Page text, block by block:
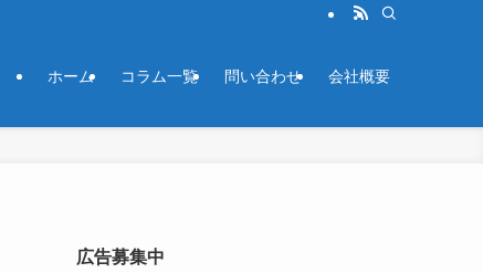
ホーム コラム一覧 問い合わせ 会社概要
広告募集中